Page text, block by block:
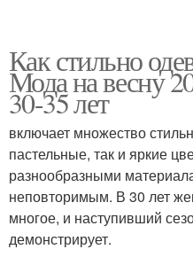
Как стильно
Мода на весну
30-35 лет
включает множество
пастельные, так и яркие
разнообразными
неповторимым. В 30 лет
многое, и наступивший
демонстрирует.